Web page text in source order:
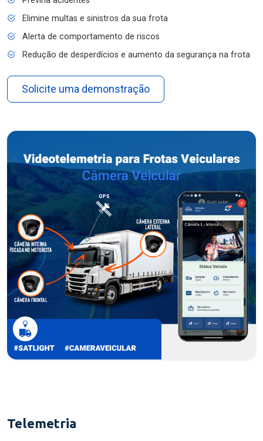
Elimine multas e sinistros da sua frota
Alerta de comportamento de riscos
Redução de desperdícios e aumento da segurança na frota
Solicite uma demonstração
Telemetria